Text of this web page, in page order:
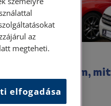
LegitiMoadmin
vettem, mit
az
megteheti.
elfogadása